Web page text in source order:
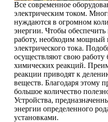
Все современное
электрическим током.
нуждаются в огромном
энергии. Чтобы
работу, необходим мощный
электрического тока.
осуществляют свою работу
химических реакций.
реакции приводят к
веществ. Благодаря этому
большое количество
Устройства,
энергии определенного
установками.